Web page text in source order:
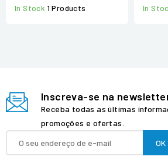
In Stock 1 Products In
Inscreva-se na
Receba todas as últimas
promoções e ofertas.